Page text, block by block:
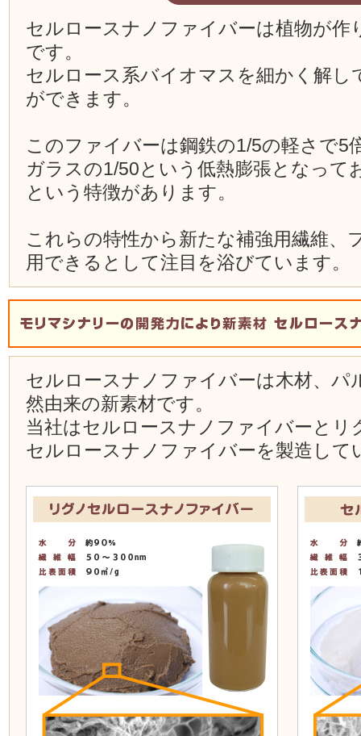
セルロースナノファイバーは植物が作
です。
セルロース系バイオマスを細かく解し
ができます。
このファイバーは鋼鉄の1/5の軽さで5
ガラスの1/50という低熱膨張となって
という特徴があります。
これらの特性から新たな補強用繊維、
用できるとして注目を浴びています。
セルロースナノファイバーは木材、パ
然由来の新素材です。
当社はセルロースナノファイバーとリ
セルロースナノファイバーを製造して